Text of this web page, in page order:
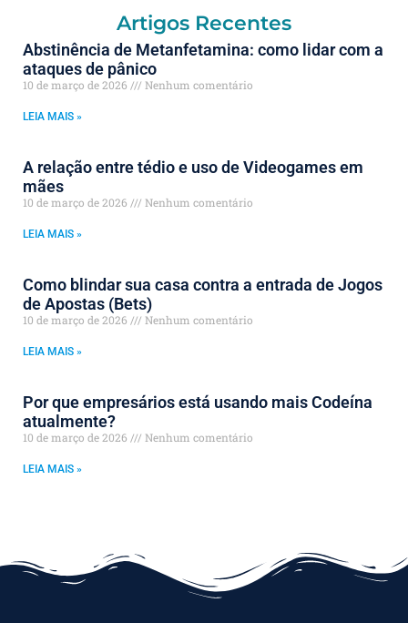
Artigos Recentes
Abstinência de Metanfetamina: como lidar com a
ataques de pânico
10 de março de 2026 Nenhum comentário
LEIA MAIS »
A relação entre tédio e uso de Videogames em
mães
10 de março de 2026 Nenhum comentário
LEIA MAIS »
Como blindar sua casa contra a entrada de Jogos
de Apostas (Bets)
10 de março de 2026 Nenhum comentário
LEIA MAIS »
Por que empresários está usando mais Codeína
atualmente?
10 de março de 2026 Nenhum comentário
LEIA MAIS »